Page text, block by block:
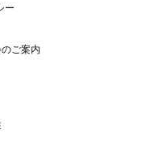
ー
ご案内